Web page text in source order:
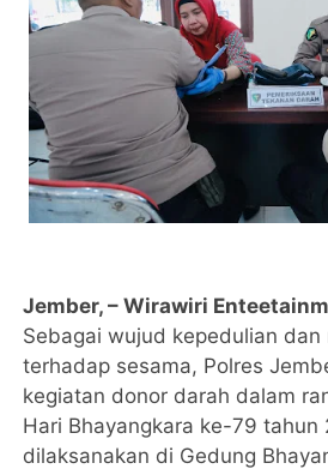
Jember, – Wirawiri
Sebagai wujud kepedulian dan
terhadap sesama, Polres
kegiatan donor darah dalam
Hari Bhayangkara ke-79 tahun
dilaksanakan di Gedung